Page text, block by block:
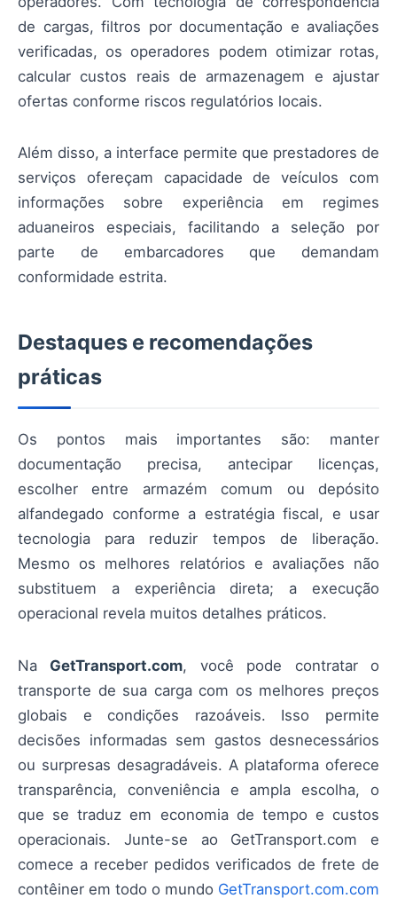
de cargas, filtros por documentação e avaliações
verificadas, os operadores podem otimizar rotas,
calcular custos reais de armazenagem e ajustar
ofertas conforme riscos regulatórios locais.
Além disso, a interface permite que prestadores de
serviços ofereçam capacidade de veículos com
informações sobre experiência em regimes
aduaneiros especiais, facilitando a seleção por
parte de embarcadores que demandam
conformidade estrita.
Destaques e recomendações
práticas
Os pontos mais importantes são: manter
documentação precisa, antecipar licenças,
escolher entre armazém comum ou depósito
alfandegado conforme a estratégia fiscal, e usar
tecnologia para reduzir tempos de liberação.
Mesmo os melhores relatórios e avaliações não
substituem a experiência direta; a execução
operacional revela muitos detalhes práticos.
Na GetTransport.com, você pode contratar o
transporte de sua carga com os melhores preços
globais e condições razoáveis. Isso permite
decisões informadas sem gastos desnecessários
ou surpresas desagradáveis. A plataforma oferece
transparência, conveniência e ampla escolha, o
que se traduz em economia de tempo e custos
operacionais. Junte-se ao GetTransport.com e
comece a receber pedidos verificados de frete de
contêiner em todo o mundo GetTransport.com.com